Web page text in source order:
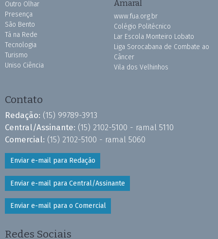
Outro Olhar
Presença
São Bento
Tá na Rede
Tecnologia
Turismo
Uniso Ciência
Amaral
www.fua.org.br
Colégio Politécnico
Lar Escola Monteiro Lobato
Liga Sorocabana de Combate ao
Câncer
Vila dos Velhinhos
Contato
Redação: (15) 99789-3913
Central/Assinante: (15) 2102-5100 - ramal 5110
Comercial: (15) 2102-5100 - ramal 5060
Enviar e-mail para Redação
Enviar e-mail para Central/Assinante
Enviar e-mail para o Comercial
Redes Sociais